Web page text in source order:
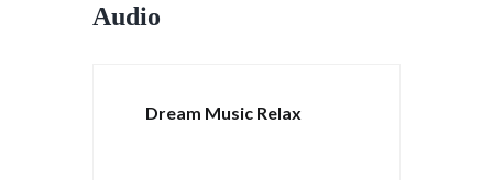
Audio
Dream Music Relax